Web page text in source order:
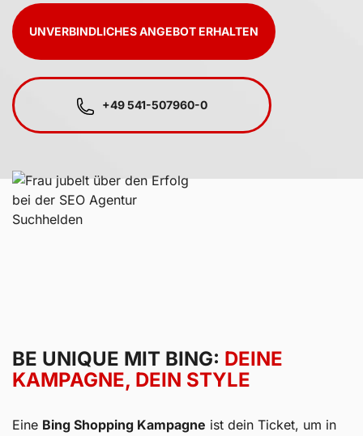
UNVERBINDLICHES ANGEBOT ERHALTEN
+49 541-507960-0
BE UNIQUE MIT BING: DEINE
KAMPAGNE, DEIN STYLE
Eine Bing Shopping Kampagne ist dein Ticket, um in